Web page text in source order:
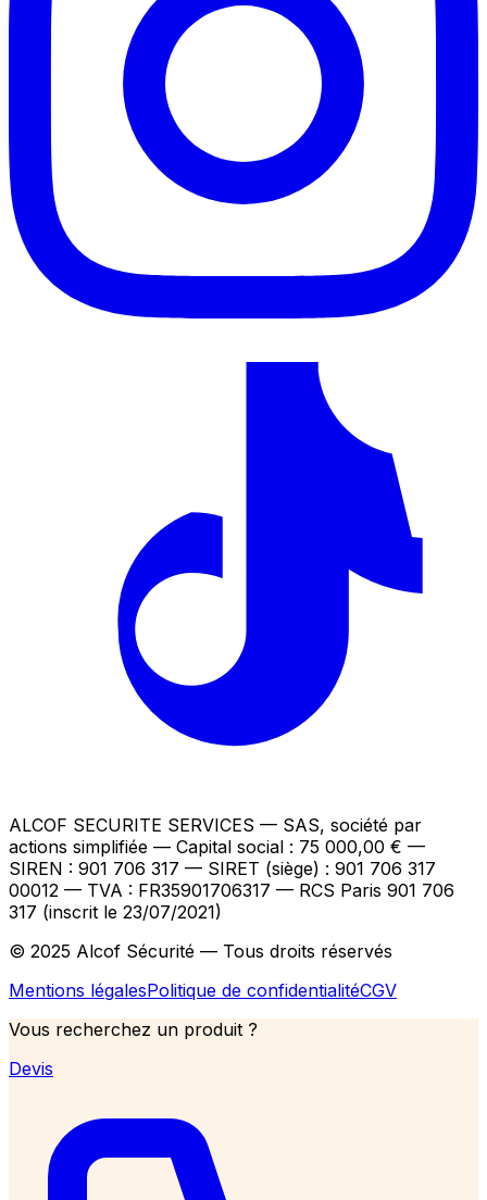
ALCOF SECURITE SERVICES — SAS, société par
actions simplifiée — Capital social : 75 000,00 € —
SIREN : 901 706 317 — SIRET (siège) : 901 706 317
00012 — TVA : FR35901706317 — RCS Paris 901 706
317 (inscrit le 23/07/2021)
© 2025 Alcof Sécurité — Tous droits réservés
Mentions légalesPolitique de confidentialitéCGV
Vous recherchez un produit ?
Devis